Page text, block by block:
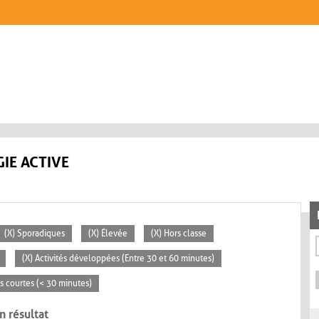
ACTIVE
(X) Sporadiques (X) Élevée (X) Hors classe
(X) Activités développées (Entre 30 et 60 minutes)
courtes (< 30 minutes)
résultat